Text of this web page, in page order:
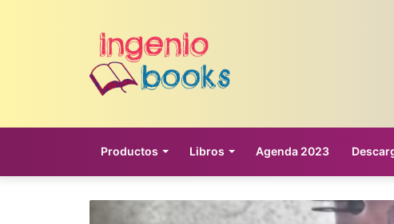
Productos Libros Agenda 2023